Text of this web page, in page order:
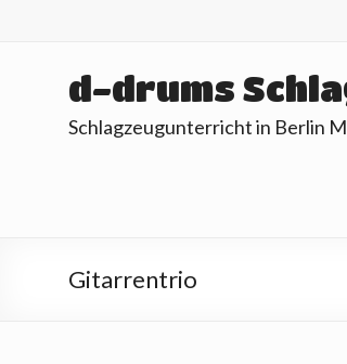
d-drums
Schlagzeugunterricht in Berlin
Gitarrentrio